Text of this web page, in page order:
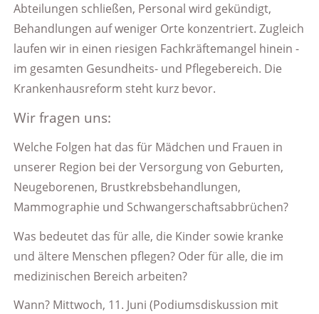
Abteilungen schließen, Personal wird gekündigt,
Behandlungen auf weniger Orte konzentriert. Zugleich
laufen wir in einen riesigen Fachkräftemangel hinein -
im gesamten Gesundheits- und Pflegebereich. Die
Krankenhausreform steht kurz bevor.
Wir fragen uns:
Welche Folgen hat das für Mädchen und Frauen in
unserer Region bei der Versorgung von Geburten,
Neugeborenen, Brustkrebsbehandlungen,
Mammographie und Schwangerschaftsabbrüchen?
Was bedeutet das für alle, die Kinder sowie kranke
und ältere Menschen pflegen? Oder für alle, die im
medizinischen Bereich arbeiten?
Wann? Mittwoch, 11. Juni (Podiumsdiskussion mit